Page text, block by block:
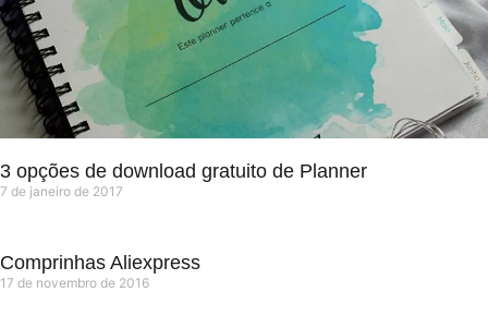
3 opções de download gratuito de Planner
7 de janeiro de 2017
Comprinhas Aliexpress
17 de novembro de 2016